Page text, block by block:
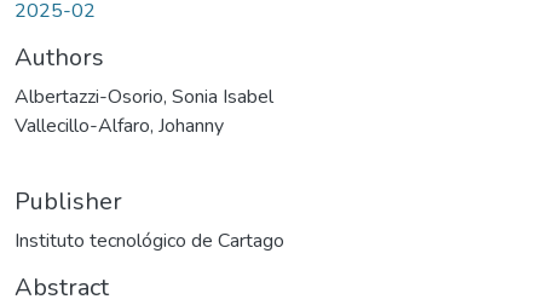
2025-02
Authors
Albertazzi-Osorio, Sonia Isabel
Vallecillo-Alfaro, Johanny
Publisher
Instituto tecnológico de Cartago
Abstract